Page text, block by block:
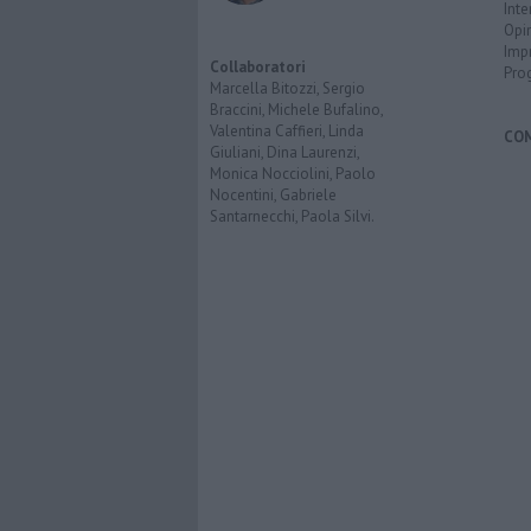
Collaboratori
Marcella Bitozzi, Sergio
Braccini, Michele Bufalino,
Valentina Caffieri, Linda
Giuliani, Dina Laurenzi,
Monica Nocciolini, Paolo
Nocentini, Gabriele
Santarnecchi, Paola Silvi.